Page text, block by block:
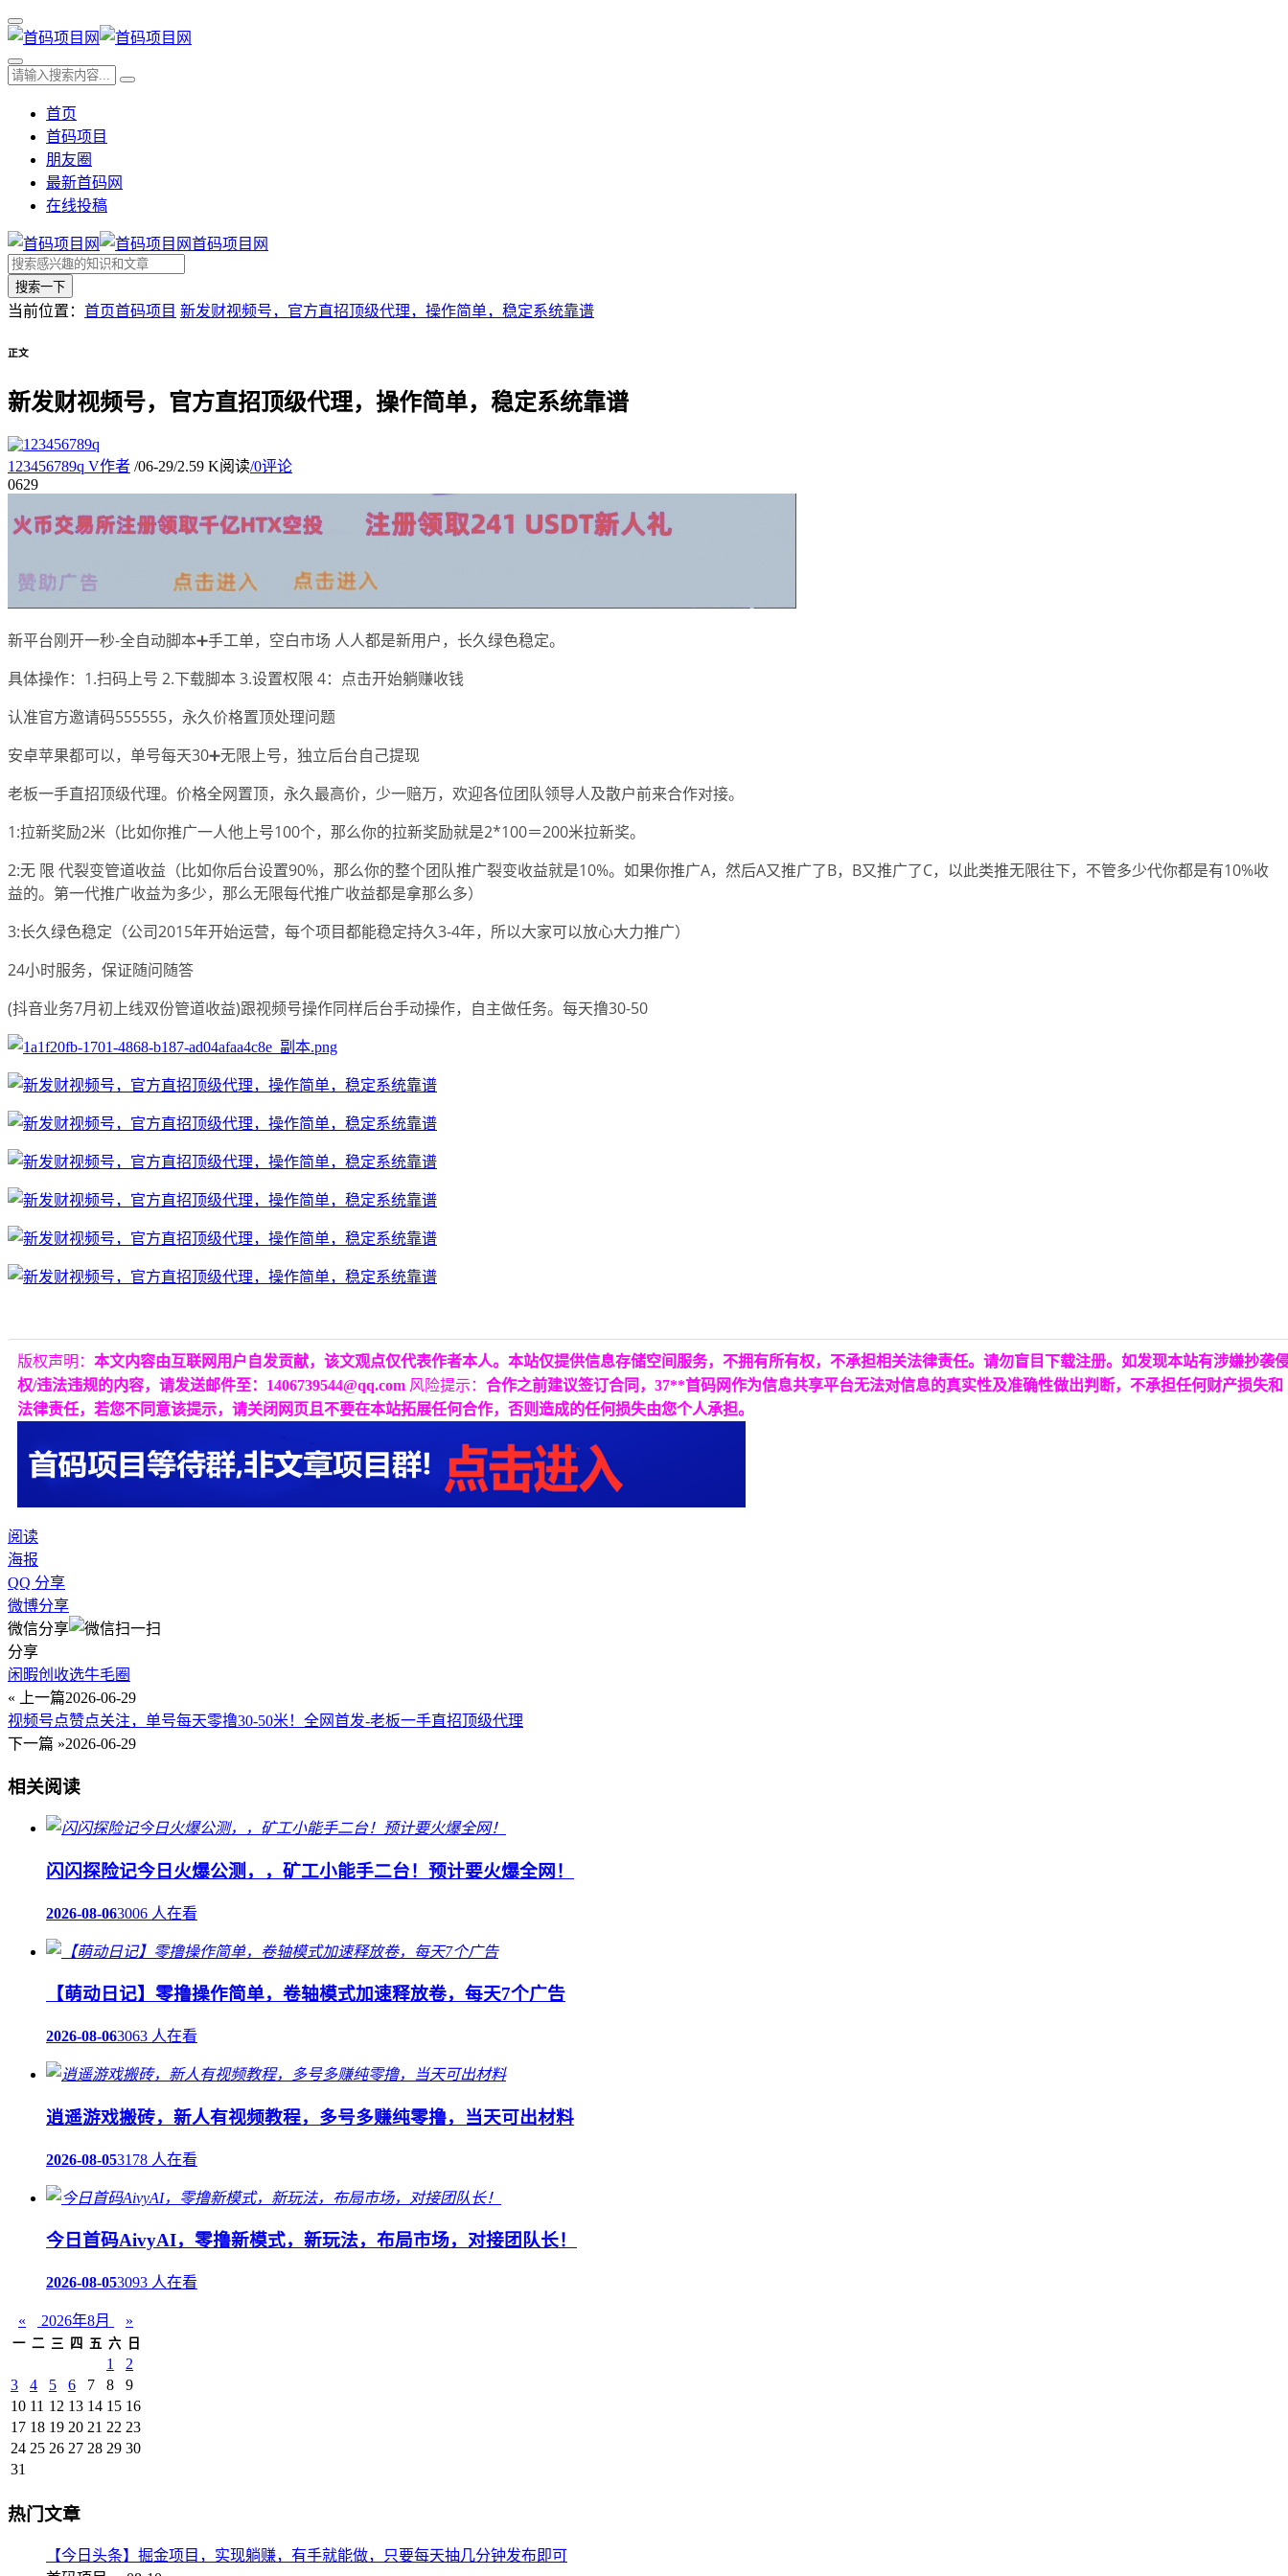
首页
首码项目
朋友圈
最新首码网
在线投稿
首码项目网
搜索一下
当前位置： 首页首码项目 新发财视频号，官方直招顶级代理，操作简单，稳定系统靠谱
正文
新发财视频号，官方直招顶级代理，操作简单，稳定系统靠谱
123456789q V作者 /06-29/2.59 K阅读/0评论
0629
新平台刚开一秒-全自动脚本➕手工单，空白市场 人人都是新用户，长久绿色稳定。
具体操作：1.扫码上号 2.下载脚本 3.设置权限 4：点击开始躺赚收钱
认准官方邀请码555555，永久价格置顶处理问题
安卓苹果都可以，单号每天30➕无限上号，独立后台自己提现
老板一手直招顶级代理。价格全网置顶，永久最高价，少一赔万，欢迎各位团队领导人及散户前来合作对接。
1:拉新奖励2米（比如你推广一人他上号100个，那么你的拉新奖励就是2*100＝200米拉新奖。
2:无 限 代裂变管道收益（比如你后台设置90%，那么你的整个团队推广裂变收益就是10%。如果你推广A，然后A又推广了B，B又推广了C，以此类推无限往下，不管多少代你都是有10%收
益的。第一代推广收益为多少，那么无限每代推广收益都是拿那么多）
3:长久绿色稳定（公司2015年开始运营，每个项目都能稳定持久3-4年，所以大家可以放心大力推广）
24小时服务，保证随问随答
(抖音业务7月初上线双份管道收益)跟视频号操作同样后台手动操作，自主做任务。每天撸30-50
版权声明： 本文内容由互联网用户自发贡献，该文观点仅代表作者本人。本站仅提供信息存储空间服务，不拥有所有权，不承担相关法律责任。请勿盲目下载注册。如发现本站有涉嫌抄袭
权/违法违规的内容，请发送邮件至：1406739544@qq.com 风险提示： 合作之前建议签订合同，37**首码网作为信息共享平台无法对信息的真实性及准确性做出判断，不承担任何财产损失和
法律责任，若您不同意该提示，请关闭网页且不要在本站拓展任何合作，否则造成的任何损失由您个人承担。
阅读
海报
QQ 分享
微博分享
微信分享
分享
闲暇创收选牛毛圈
« 上一篇2026-06-29
视频号点赞点关注，单号每天零撸30-50米！全网首发-老板一手直招顶级代理
下一篇 »2026-06-29
相关阅读
闪闪探险记今日火爆公测，，矿工小能手二台！预计要火爆全网！
2026-08-063006 人在看
【萌动日记】零撸操作简单，卷轴模式加速释放卷，每天7个广告
2026-08-063063 人在看
逍遥游戏搬砖，新人有视频教程，多号多赚纯零撸，当天可出材料
2026-08-053178 人在看
今日首码AivyAI，零撸新模式，新玩法，布局市场，对接团队长！
2026-08-053093 人在看
« 2026年8月 »
一 二 三 四 五 六 日
1
2
3
4 5 6 7 8
9
10 11 12 13 14 15 16
17 18 19 20 21 22 23
24 25 26 27 28 29 30
31
热门文章
【今日头条】掘金项目，实现躺赚，有手就能做，只要每天抽几分钟发布即可